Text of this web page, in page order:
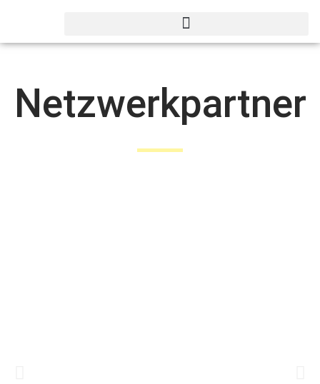
Netzwerkpartner